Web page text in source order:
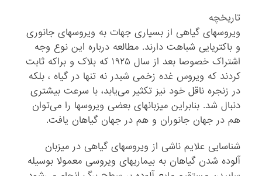
تاریخچه
ویروسهای گیاهی از بسیاری جهات به ویروسهای جانوری
و باکتریایی شباهت دارند. مطالعه درباره این نوع وجه
اشتراک خصوصا بعد از سال ۱۹۲۵ که بلاک و براکه ثابت
کردند که ویروس غده زخمی شبدر نه تنها در گیاه ، بلکه
در زنجره ناقل خود نیز تکثیر می‌یابد، با سرعت بیشتری
دنبال شد. بنابراین میزبانهای بعضی ویروسها را می‌توان
هم در جهان جانوران و هم در جهان گیاهان یافت.
شناسایی علایم ناشی از ویروسهای گیاهی در میزبان
آلوده شدن گیاهان به بیماریهای ویروسی معمولا بوسیله